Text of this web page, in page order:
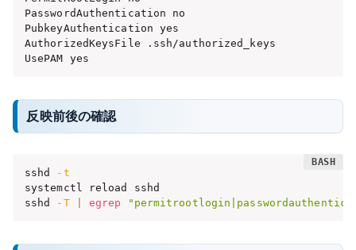
PasswordAuthentication no
PubkeyAuthentication yes
AuthorizedKeysFile .ssh/authorized_keys
UsePAM yes
反映前後の確認
sshd
-t
systemctl reload sshd
sshd
-T egrep